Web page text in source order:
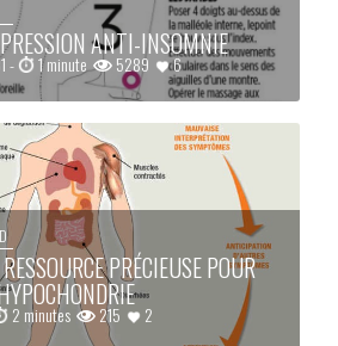
ANTI-INSOMNIE
- 1 minute 5289 6
PRÉCIEUSE POUR
2 minutes 215 2